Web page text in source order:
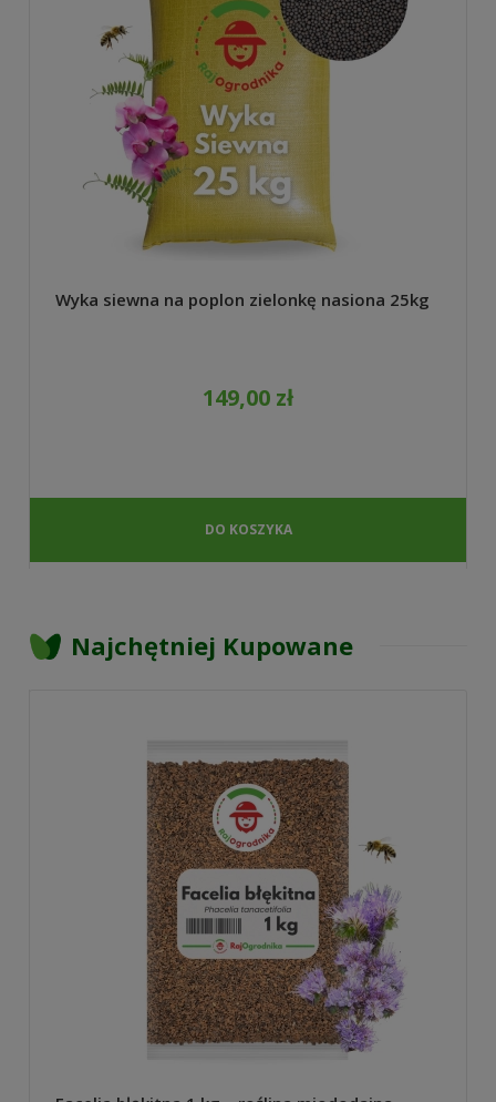
Wyka siewna na poplon zielonkę nasiona 25kg
149,00 zł
DO KOSZYKA
Najchętniej Kupowane